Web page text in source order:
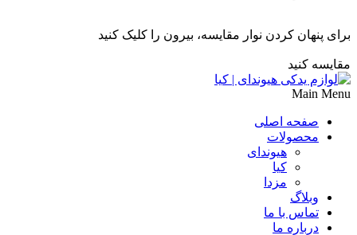
برای پنهان کردن نوار مقایسه، بیرون را کلیک کنید
مقایسه کنید
Main Menu
صفحه اصلی
محصولات
هیوندای
کیا
مزدا
وبلاگ
تماس با ما
درباره ما